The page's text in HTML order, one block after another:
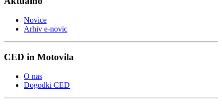
Novice
Arhiv e-novic
CED in Motovila
O nas
Dogodki CED